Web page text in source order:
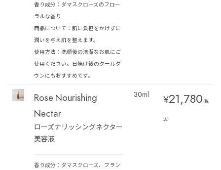
香り成分：ダマスクローズのフロー
ラルな香り
商品について：肌に負担をかけずに
潤いを与え肌を整えます。
使用方法：洗顔後の清潔なお肌にご
使用ください。日焼け後のクールダ
ウンにもおすすめです。
Rose Nourishing
Nectar
ローズナリッシングネクター
美容液
香り成分：ダマスクローズ、フラン
30ml ¥21,780（税
込）